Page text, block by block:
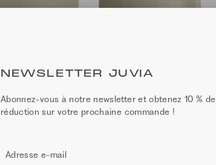
NEWSLETTER JUVIA
Abonnez-vous à notre newsletter et obtenez 10 % de
réduction sur votre prochaine commande !
Adresse e-mail